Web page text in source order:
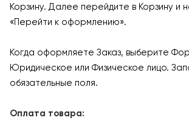
Корзину. Далее перейдите в Корзину и
«Перейти к оформлению».
Когда оформляете Заказ, выберите
Юридическое или Физическое лицо.
обязательные поля.
Оплата товара: